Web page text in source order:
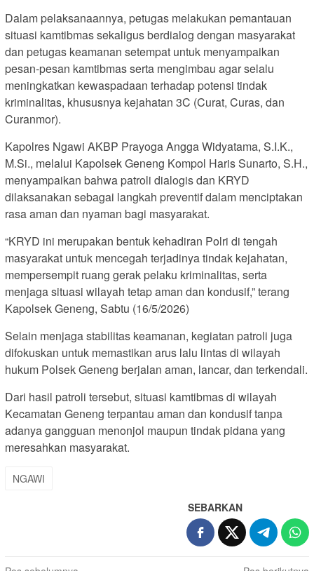
Dalam pelaksanaannya, petugas melakukan pemantauan
situasi kamtibmas sekaligus berdialog dengan masyarakat
dan petugas keamanan setempat untuk menyampaikan
pesan-pesan kamtibmas serta mengimbau agar selalu
meningkatkan kewaspadaan terhadap potensi tindak
kriminalitas, khususnya kejahatan 3C (Curat, Curas, dan
Curanmor).
Kapolres Ngawi AKBP Prayoga Angga Widyatama, S.I.K.,
M.Si., melalui Kapolsek Geneng Kompol Haris Sunarto, S.H.,
menyampaikan bahwa patroli dialogis dan KRYD
dilaksanakan sebagai langkah preventif dalam menciptakan
rasa aman dan nyaman bagi masyarakat.
“KRYD ini merupakan bentuk kehadiran Polri di tengah
masyarakat untuk mencegah terjadinya tindak kejahatan,
mempersempit ruang gerak pelaku kriminalitas, serta
menjaga situasi wilayah tetap aman dan kondusif,” terang
Kapolsek Geneng, Sabtu (16/5/2026)
Selain menjaga stabilitas keamanan, kegiatan patroli juga
difokuskan untuk memastikan arus lalu lintas di wilayah
hukum Polsek Geneng berjalan aman, lancar, dan terkendali.
Dari hasil patroli tersebut, situasi kamtibmas di wilayah
Kecamatan Geneng terpantau aman dan kondusif tanpa
adanya gangguan menonjol maupun tindak pidana yang
meresahkan masyarakat.
NGAWI
SEBARKAN